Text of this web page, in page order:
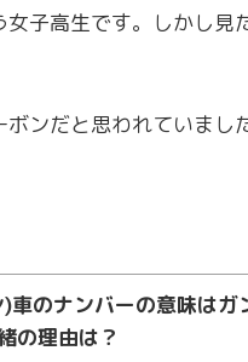
子高生です。しかし見
ンだと思われていました
車のナンバーの意味はガ
の理由は？